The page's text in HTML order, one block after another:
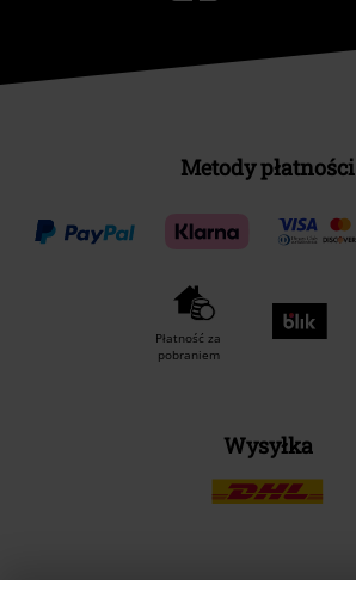
Metody płatności
Płatność za
pobraniem
Wysyłka